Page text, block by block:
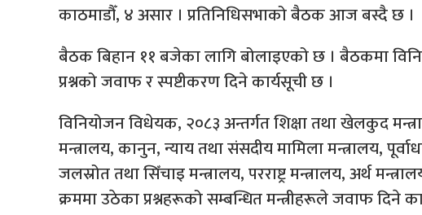
काठमाडौँ, ४ असार । प्रतिनिधिसभाको बैठक आज बस्दै छ ।
बैठक बिहान ११ बजेका लागि बोलाइएको छ । बैठकमा
प्रश्नको जवाफ र स्पष्टीकरण दिने कार्यसूची छ ।
विनियोजन विधेयक, २०८३ अन्तर्गत शिक्षा तथा खेलकुद
मन्त्रालय, कानुन, न्याय तथा संसदीय मामिला मन्त्रालय,
जलस्रोत तथा सिँचाइ मन्त्रालय, परराष्ट्र मन्त्रालय, अर्थ
क्रममा उठेका प्रश्नहरूको सम्बन्धित मन्त्रीहरूले जवाफ दिने